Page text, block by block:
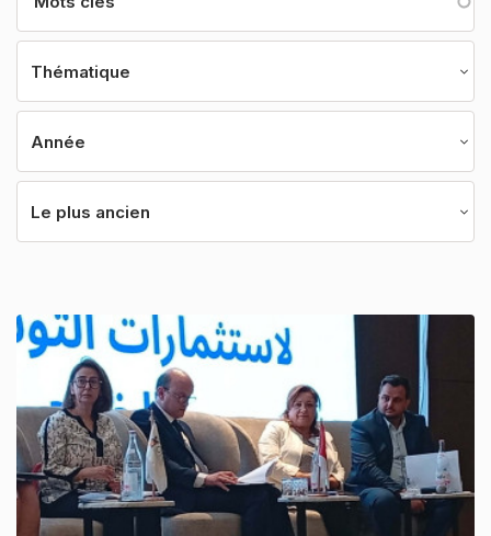
Thématique
Le plus ancien